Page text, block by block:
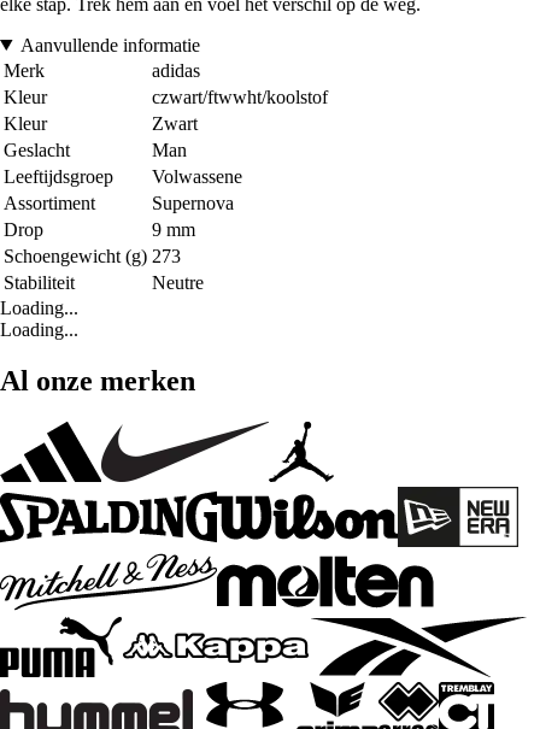
Aanvullende informatie
Merk
adidas
Kleur
czwart/ftwwht/koolstof
Kleur
Zwart
Geslacht
Man
Leeftijdsgroep
Volwassene
Assortiment
Supernova
Drop
9 mm
Schoengewicht (g) 273
Stabiliteit
Neutre
Loading...
Loading...
Al onze merken